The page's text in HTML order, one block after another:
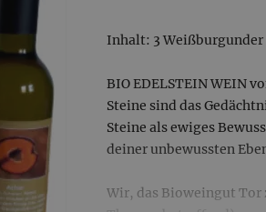
Inhalt: 3
BIO EDELSTEIN WEIN
Steine sind das
Steine als ewiges
deiner unbewussten
Wir, das Bioweingut Tor